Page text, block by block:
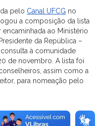
pelo Canal UFCG no
a composição da lista
ao Ministério
da República –
à comunidade
de novembro. A lista foi
assim como a
para nomeação pelo